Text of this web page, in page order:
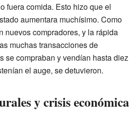
fuera comida. Esto hizo que el
aumentara muchísimo. Como
nuevos compradores, y la rápida
muchas transacciones de
se compraban y vendían hasta diez
el auge, se detuvieron.
y crisis económica